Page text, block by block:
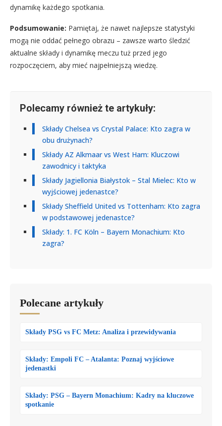
dynamikę każdego spotkania.
Podsumowanie: Pamiętaj, że nawet najlepsze statystyki
mogą nie oddać pełnego obrazu – zawsze warto śledzić
aktualne składy i dynamikę meczu tuż przed jego
rozpoczęciem, aby mieć najpełniejszą wiedzę.
Polecamy również te artykuły:
Składy Chelsea vs Crystal Palace: Kto zagra w
obu drużynach?
Składy AZ Alkmaar vs West Ham: Kluczowi
zawodnicy i taktyka
Składy Jagiellonia Białystok – Stal Mielec: Kto w
wyjściowej jedenastce?
Składy Sheffield United vs Tottenham: Kto zagra
w podstawowej jedenastce?
Składy: 1. FC Köln – Bayern Monachium: Kto
zagra?
Polecane artykuły
Składy PSG vs FC Metz: Analiza i przewidywania
Składy: Empoli FC – Atalanta: Poznaj wyjściowe
jedenastki
Składy: PSG – Bayern Monachium: Kadry na kluczowe
spotkanie